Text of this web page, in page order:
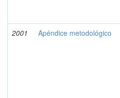
2001
Apéndice metodológico